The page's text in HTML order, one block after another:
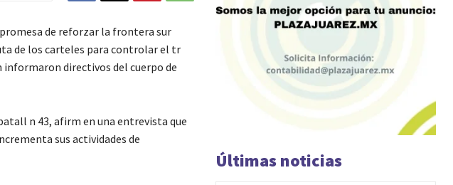
de reforzar la frontera sur
de los carteles para controlar el tr
informaron directivos del cuerpo de
n 43, afirm en una entrevista que
sus actividades de
Últimas noticias